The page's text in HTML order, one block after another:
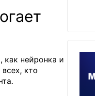
как нейронка и
кто